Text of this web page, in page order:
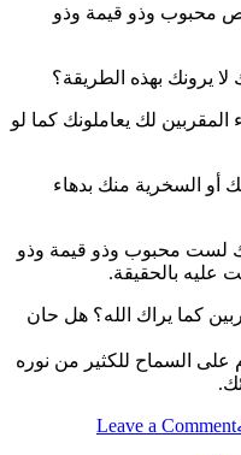
محبوب وذو قيمة وذو
يرونك بهذه الطريقة؟
لك يعاملونك كما لو
أو السخرية منك بدهاء
لست محبوب وذو قيمة وذو
عليه بالحقيقة.
كما يراك الله؟ هل حان
على السماح للكثير من نوره
Leave a Comment
on